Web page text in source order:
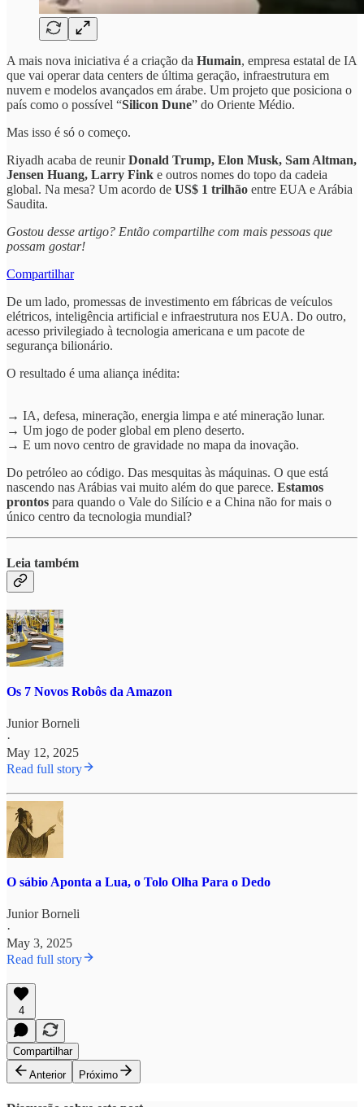
A mais nova iniciativa é a criação da Humain, empresa estatal de IA
que vai operar data centers de última geração, infraestrutura em
nuvem e modelos avançados em árabe. Um projeto que posiciona o
país como o possível “Silicon Dune” do Oriente Médio.
Mas isso é só o começo.
Riyadh acaba de reunirDonald Trump, Elon Musk, Sam Altman,
Jensen Huang, Larry Fink e outros nomes do topo da cadeia
global. Na mesa? Um acordo de US$ 1 trilhão entre EUA e Arábia
Saudita.
Gostou desse artigo? Então compartilhe com mais pessoas que
possam gostar!
Compartilhar
De um lado, promessas de investimento em fábricas de veículos
elétricos, inteligência artificial e infraestrutura nos EUA. Do outro,
acesso privilegiado à tecnologia americana e um pacote de
segurança bilionário.
O resultado é uma aliança inédita:
→ IA, defesa, mineração, energia limpa e até mineração lunar.
→ Um jogo de poder global em pleno deserto.
→ E um novo centro de gravidade no mapa da inovação.
Do petróleo ao código. Das mesquitas às máquinas. O que está
nascendo nas Arábias vai muito além do que parece. Estamos
prontos para quando o Vale do Silício e a China não for mais o
único centro da tecnologia mundial?
Leia também
Os 7 Novos Robôs da Amazon
Junior Borneli
·
May 12, 2025
Read full story
O sábio Aponta a Lua, o Tolo Olha Para o Dedo
Junior Borneli
·
May 3, 2025
Read full story
4
Compartilhar
Anterior
Próximo